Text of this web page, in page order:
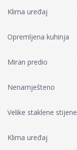
Klima uređaj
Opremljena kuhinja
Miran predio
Nenamješteno
Velike staklene stijene
Klima uređaj